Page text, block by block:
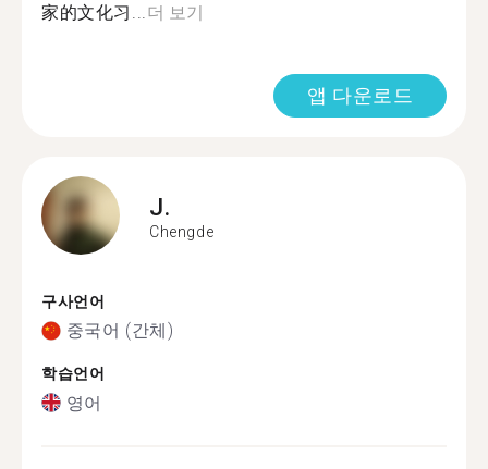
家的文化习... 더 보기
앱 다운로드
J.
Chengde
구사언어
중국어 (간체)
학습언어
영어